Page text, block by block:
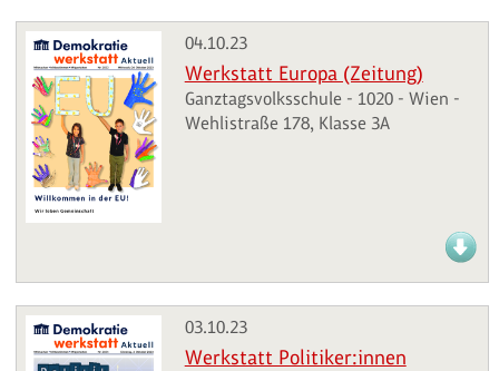
04.10.23
Werkstatt Europa (Zeitung)
Ganztagsvolksschule - 1020 - Wien -
Wehlistraße 178, Klasse 3A
03.10.23
Werkstatt Politiker:innen